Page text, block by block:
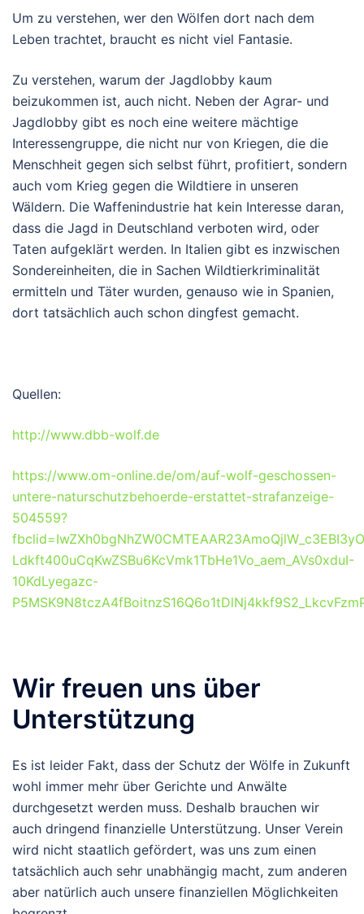
Um zu verstehen, wer den Wölfen dort nach dem
Leben trachtet, braucht es nicht viel Fantasie.
Zu verstehen, warum der Jagdlobby kaum
beizukommen ist, auch nicht. Neben der Agrar- und
Jagdlobby gibt es noch eine weitere mächtige
Interessengruppe, die nicht nur von Kriegen, die die
Menschheit gegen sich selbst führt, profitiert, sondern
auch vom Krieg gegen die Wildtiere in unseren
Wäldern. Die Waffenindustrie hat kein Interesse daran,
dass die Jagd in Deutschland verboten wird, oder
Taten aufgeklärt werden. In Italien gibt es inzwischen
Sondereinheiten, die in Sachen Wildtierkriminalität
ermitteln und Täter wurden, genauso wie in Spanien,
dort tatsächlich auch schon dingfest gemacht.
Quellen:
http://www.dbb-wolf.de
https://www.om-online.de/om/auf-wolf-geschossen-
untere-naturschutzbehoerde-erstattet-strafanzeige-
504559?
Ldkft400uCqKwZSBu6KcVmk1TbHe1Vo_aem_AVs0xduI-
10KdLyegazc-
Wir freuen uns über
Unterstützung
Es ist leider Fakt, dass der Schutz der Wölfe in Zukunft
wohl immer mehr über Gerichte und Anwälte
durchgesetzt werden muss. Deshalb brauchen wir
auch dringend finanzielle Unterstützung. Unser Verein
wird nicht staatlich gefördert, was uns zum einen
tatsächlich auch sehr unabhängig macht, zum anderen
aber natürlich auch unsere finanziellen Möglichkeiten